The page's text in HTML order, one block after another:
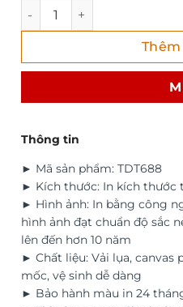
gốc
là:
290.000 ₫.
hiện
tại
là:
Tranh dán tường 3D trang
Thông tin
► Mã sản phẩm: TDT688
► Kích thước: In kích thước
► Hình ảnh: In bằng công
hình ảnh đạt chuẩn độ sắc
lên đến hơn 10 năm
► Chất liệu: Vải lụa,
mốc, vệ sinh dễ dàng
► Bảo hành màu in 24